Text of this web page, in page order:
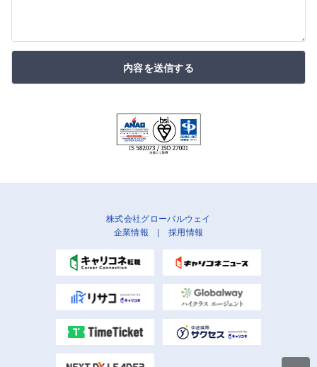
内容を送信する
株式会社グローバルウェイ
企業情報 | 採用情報